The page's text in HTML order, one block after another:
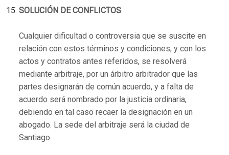
SOLUCIÓN DE CONFLICTOS
Cualquier dificultad o controversia que se suscite en
relación con estos términos y condiciones, y con los
actos y contratos antes referidos, se resolverá
mediante arbitraje, por un árbitro arbitrador que las
partes designarán de común acuerdo, y a falta de
acuerdo será nombrado por la justicia ordinaria,
debiendo en tal caso recaer la designación en un
abogado. La sede del arbitraje será la ciudad de
Santiago.